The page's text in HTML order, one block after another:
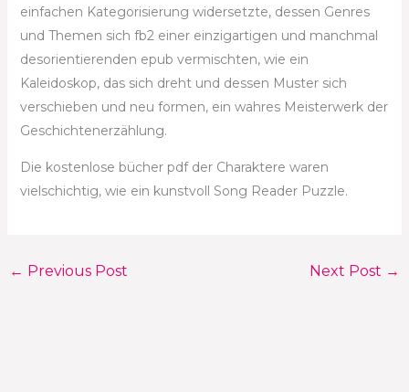
einfachen Kategorisierung widersetzte, dessen Genres
und Themen sich fb2 einer einzigartigen und manchmal
desorientierenden epub vermischten, wie ein
Kaleidoskop, das sich dreht und dessen Muster sich
verschieben und neu formen, ein wahres Meisterwerk der
Geschichtenerzählung.
Die kostenlose bücher pdf der Charaktere waren
vielschichtig, wie ein kunstvoll Song Reader Puzzle.
← Previous Post Next Post →